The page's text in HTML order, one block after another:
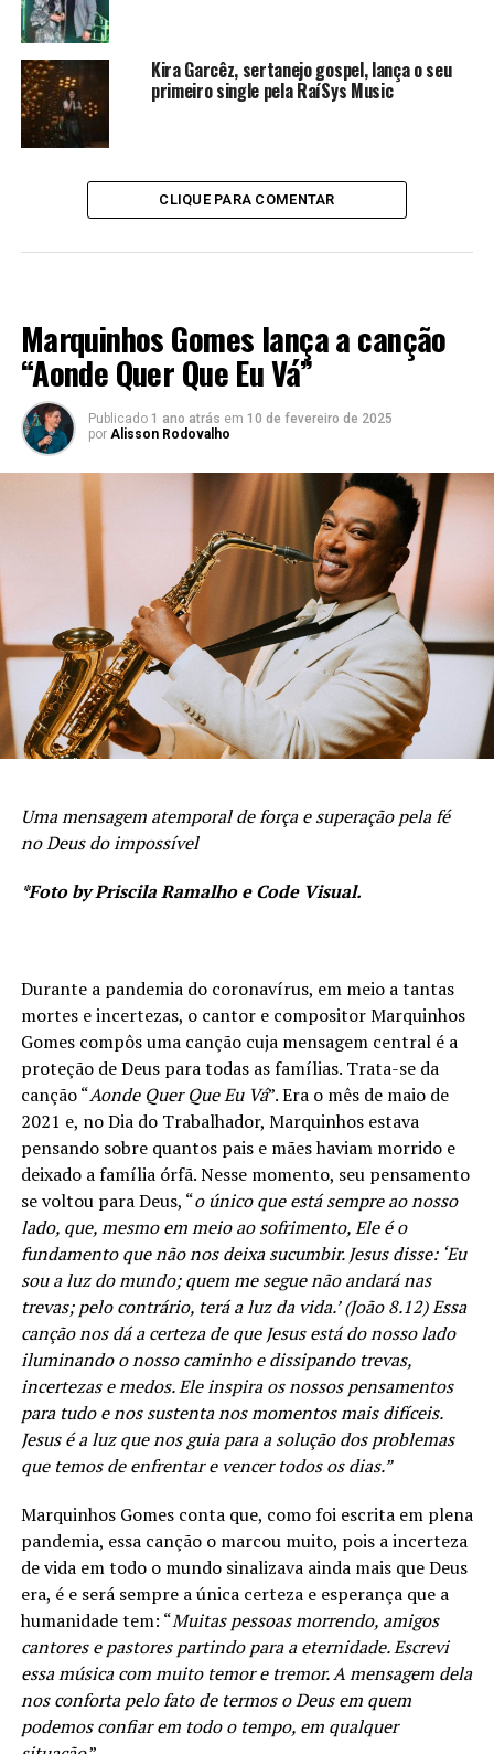
Kira Garcêz, sertanejo gospel, lança o seu
primeiro single pela RaíSys Music
CLIQUE PARA COMENTAR
Marquinhos Gomes lança a canção
“Aonde Quer Que Eu Vá”
Publicado 1 ano atrás em 10 de fevereiro de 2025
por Alisson Rodovalho
Uma mensagem atemporal de força e superação pela fé
no Deus do impossível
*Foto by Priscila Ramalho e Code Visual.
Durante a pandemia do coronavírus, em meio a tantas
mortes e incertezas, o cantor e compositor Marquinhos
Gomes compôs uma canção cuja mensagem central é a
proteção de Deus para todas as famílias. Trata-se da
canção “Aonde Quer Que Eu Vá”. Era o mês de maio de
2021 e, no Dia do Trabalhador, Marquinhos estava
pensando sobre quantos pais e mães haviam morrido e
deixado a família órfã. Nesse momento, seu pensamento
se voltou para Deus, “o único que está sempre ao nosso
lado, que, mesmo em meio ao sofrimento, Ele é o
fundamento que não nos deixa sucumbir. Jesus disse: ‘Eu
sou a luz do mundo; quem me segue não andará nas
trevas; pelo contrário, terá a luz da vida.’ (João 8.12) Essa
canção nos dá a certeza de que Jesus está do nosso lado
iluminando o nosso caminho e dissipando trevas,
incertezas e medos. Ele inspira os nossos pensamentos
para tudo e nos sustenta nos momentos mais difíceis.
Jesus é a luz que nos guia para a solução dos problemas
que temos de enfrentar e vencer todos os dias.”
Marquinhos Gomes conta que, como foi escrita em plena
pandemia, essa canção o marcou muito, pois a incerteza
de vida em todo o mundo sinalizava ainda mais que Deus
era, é e será sempre a única certeza e esperança que a
humanidade tem: “Muitas pessoas morrendo, amigos
cantores e pastores partindo para a eternidade. Escrevi
essa música com muito temor e tremor. A mensagem dela
nos conforta pelo fato de termos o Deus em quem
podemos confiar em todo o tempo, em qualquer